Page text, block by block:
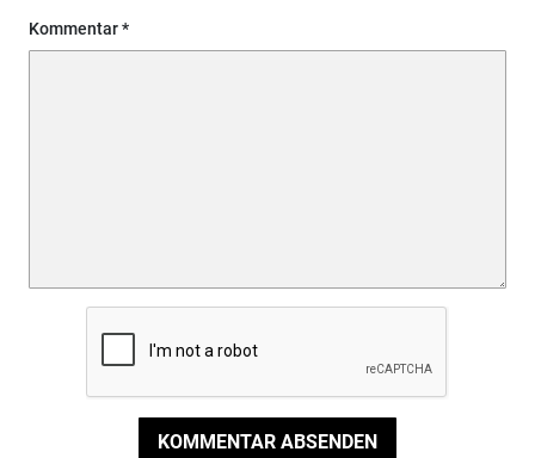
Kommentar
KOMMENTAR ABSENDEN